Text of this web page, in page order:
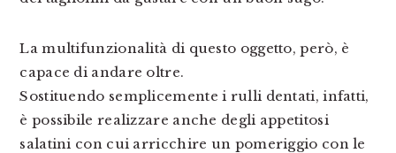
La multifunzionalità di questo oggetto, però, è
capace di andare oltre.
Sostituendo semplicemente i rulli dentati, infatti,
è possibile realizzare anche degli appetitosi
salatini con cui arricchire un pomeriggio con le